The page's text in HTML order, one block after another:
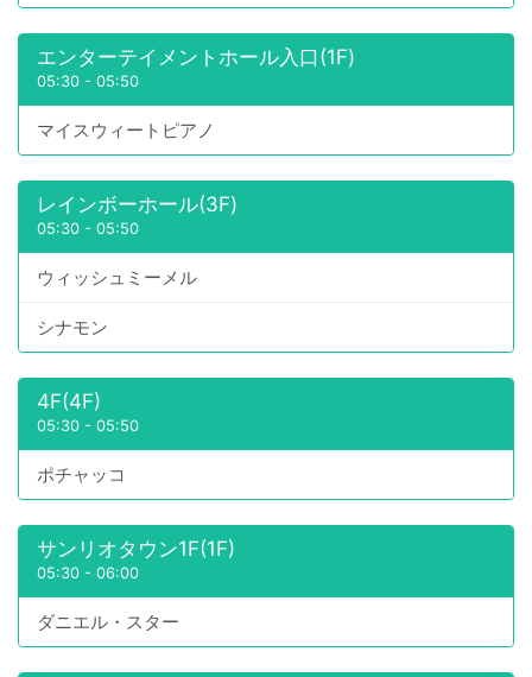
エンターテイメントホール入口(1F)
05:30 - 05:50
マイスウィートピアノ
レインボーホール(3F)
05:30 - 05:50
ウィッシュミーメル
シナモン
4F(4F)
05:30 - 05:50
ポチャッコ
サンリオタウン1F(1F)
05:30 - 06:00
ダニエル・スター